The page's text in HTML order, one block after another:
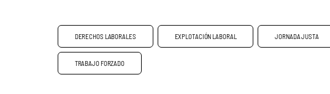
DERECHOS LABORALES EXPLOTACIÓN LABORAL JORNADA JUSTA
TRABAJO FORZADO